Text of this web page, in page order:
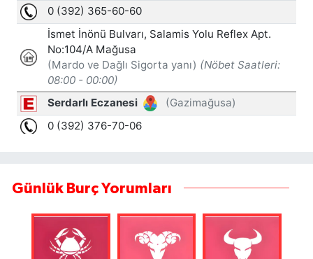
Günlük Burç Yorumları